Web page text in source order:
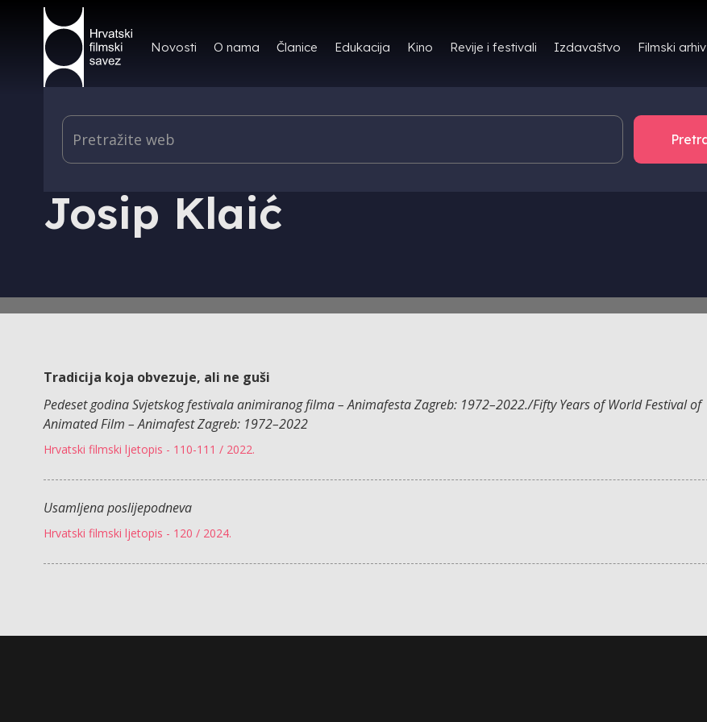
Novosti O nama Članice Edukacija Kino Revije i festivali Izdavaštvo Filmski arhiv
IZDAVAŠTVO - HRVATSKI FILMSKI LJETOPIS - AUTOR/ICA
Josip Klaić
Tradicija koja obvezuje, ali ne guši
Pedeset godina Svjetskog festivala animiranog filma – Animafesta Zagreb: 1972–2022./Fifty Years of World Festival of
Animated Film – Animafest Zagreb: 1972–2022
Hrvatski filmski ljetopis - 110-111 / 2022.
Usamljena poslijepodneva
Hrvatski filmski ljetopis - 120 / 2024.